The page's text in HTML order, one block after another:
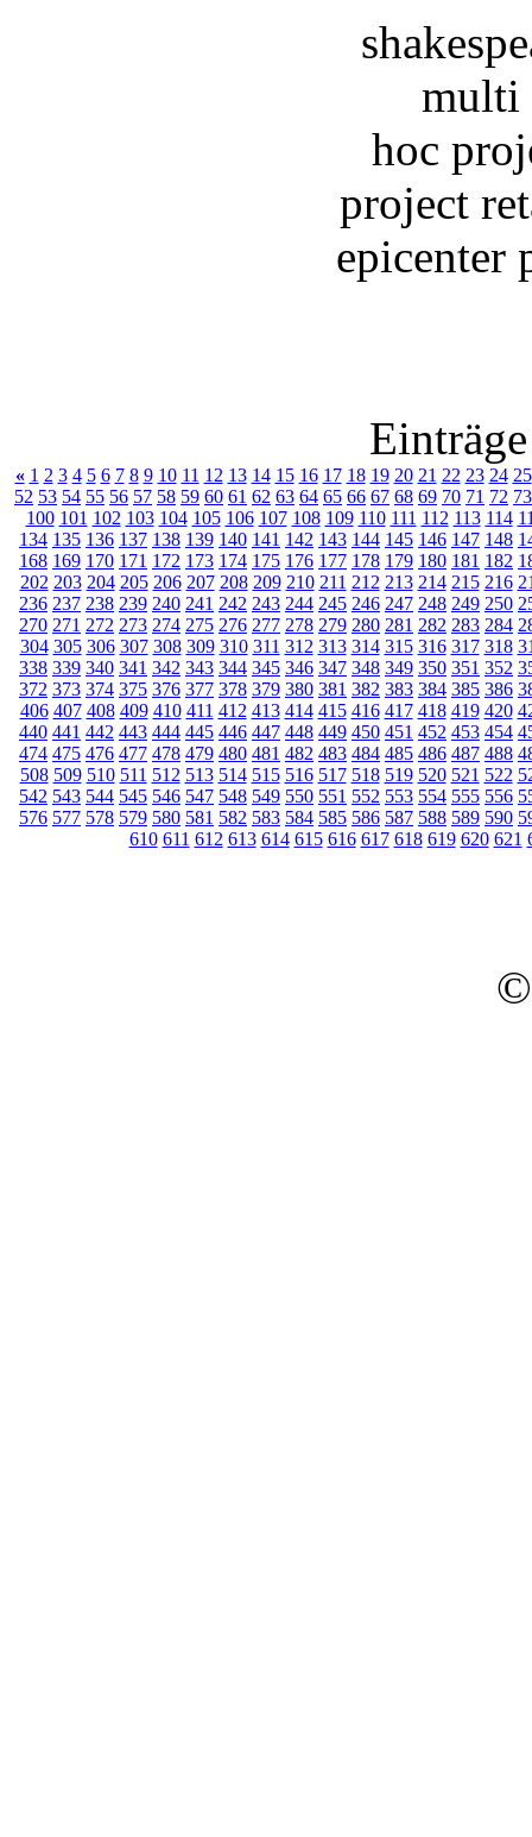
multi
hoc
project
epicenter
« 1 2 3 4 5 6 7 8 9 10 11 12 13 14 15 16 17 18 19 20 21 22 23 24 25
52 53 54 55 56 57 58 59 60 61 62 63 64 65 66 67 68 69 70 71 72 73
100 101 102 103 104 105 106 107 108 109 110 111 112 113 114
134 135 136 137 138 139 140 141 142 143 144 145 146 147 148
168 169 170 171 172 173 174 175 176 177 178 179 180 181 182
202 203 204 205 206 207 208 209 210 211 212 213 214 215 216
236 237 238 239 240 241 242 243 244 245 246 247 248 249 250
270 271 272 273 274 275 276 277 278 279 280 281 282 283 284
304 305 306 307 308 309 310 311 312 313 314 315 316 317 318
338 339 340 341 342 343 344 345 346 347 348 349 350 351 352
372 373 374 375 376 377 378 379 380 381 382 383 384 385 386
406 407 408 409 410 411 412 413 414 415 416 417 418 419 420
440 441 442 443 444 445 446 447 448 449 450 451 452 453 454
474 475 476 477 478 479 480 481 482 483 484 485 486 487 488
508 509 510 511 512 513 514 515 516 517 518 519 520 521 522
542 543 544 545 546 547 548 549 550 551 552 553 554 555 556
576 577 578 579 580 581 582 583 584 585 586 587 588 589 590
610 611 612 613 614 615 616 617 618 619 620 621